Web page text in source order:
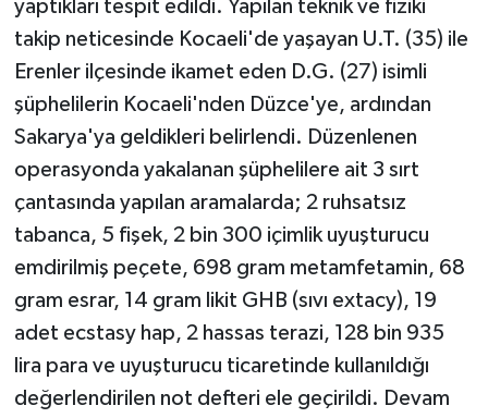
yaptıkları tespit edildi. Yapılan teknik ve fiziki
takip neticesinde Kocaeli'de yaşayan U.T. (35) ile
Erenler ilçesinde ikamet eden D.G. (27) isimli
şüphelilerin Kocaeli'nden Düzce'ye, ardından
Sakarya'ya geldikleri belirlendi. Düzenlenen
operasyonda yakalanan şüphelilere ait 3 sırt
çantasında yapılan aramalarda; 2 ruhsatsız
tabanca, 5 fişek, 2 bin 300 içimlik uyuşturucu
emdirilmiş peçete, 698 gram metamfetamin, 68
gram esrar, 14 gram likit GHB (sıvı extacy), 19
adet ecstasy hap, 2 hassas terazi, 128 bin 935
lira para ve uyuşturucu ticaretinde kullanıldığı
değerlendirilen not defteri ele geçirildi. Devam
SİYASET
SPOR HABERLERİ
TEKNOLOJİ
Turizm
ÜLKE GÜNDEMİ
YAŞAM